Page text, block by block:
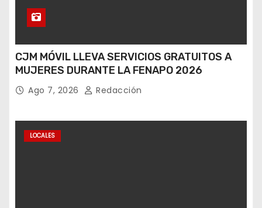
CJM MÓVIL LLEVA SERVICIOS GRATUITOS A
MUJERES DURANTE LA FENAPO 2026
Ago 7, 2026 Redacción
LOCALES